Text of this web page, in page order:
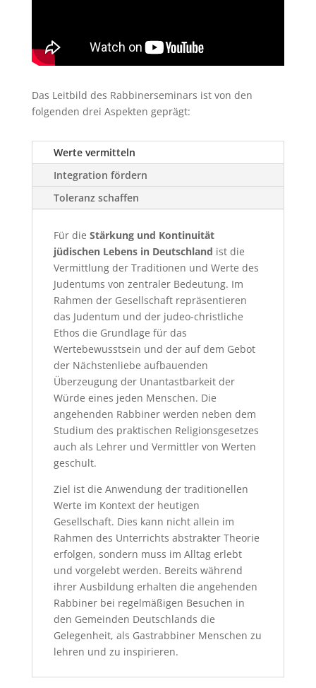
Das Leitbild des Rabbinerseminars ist von den
folgenden drei Aspekten geprägt:
Werte vermitteln
Integration fördern
Toleranz schaffen
Für die Stärkung und Kontinuität
jüdischen Lebens in Deutschland ist die
Vermittlung der Traditionen und Werte des
Judentums von zentraler Bedeutung. Im
Rahmen der Gesellschaft repräsentieren
das Judentum und der judeo-christliche
Ethos die Grundlage für das
Wertebewusstsein und der auf dem Gebot
der Nächstenliebe aufbauenden
Überzeugung der Unantastbarkeit der
Würde eines jeden Menschen. Die
angehenden Rabbiner werden neben dem
Studium des praktischen Religionsgesetzes
auch als Lehrer und Vermittler von Werten
geschult.
Ziel ist die Anwendung der traditionellen
Werte im Kontext der heutigen
Gesellschaft. Dies kann nicht allein im
Rahmen des Unterrichts abstrakter Theorie
erfolgen, sondern muss im Alltag erlebt
und vorgelebt werden. Bereits während
ihrer Ausbildung erhalten die angehenden
Rabbiner bei regelmäßigen Besuchen in
den Gemeinden Deutschlands die
Gelegenheit, als Gastrabbiner Menschen zu
lehren und zu inspirieren.